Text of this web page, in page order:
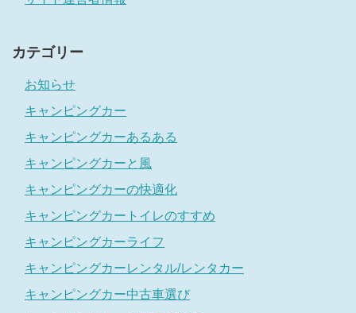
カテゴリー
お知らせ
キャンピングカー
キャンピングカーあるある
キャンピングカーと風
キャンピングカーの快適化
キャンピングカートイレのすすめ
キャンピングカーライフ
キャンピングカーレンタル/レンタカー
キャンピングカー中古車選び